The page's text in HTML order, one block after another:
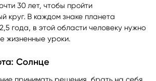
30 лет, чтобы пройти
круг. В каждом знаке планета
года, в этой области человеку нужно
жизненные уроки.
Солнце